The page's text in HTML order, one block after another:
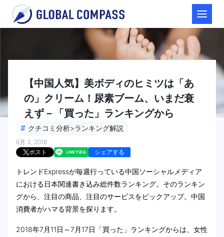
【中国人気】美ボディのヒミツは「あ
の」クリーム！尿素ブーム、いまだ衰
えず－「買った」ランキングから
# クチコミ分析>ランキング解説
8月 3, 2018
ポスト
シェアする
トレンドExpressが毎週行っている中国ソーシャルメディア
における日本関連書き込み総件数ランキング。そのランキン
グから、注目の商品、注目のサービスをピックアップ。中国
消費者がハマる背景を探ります。
2018年7月11日～7月17日「買った」ランキングからは、女性